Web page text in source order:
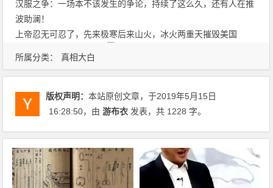
所属分类： 真相大白
汉服之争：一场本不该发生的争论，持续了这么久，还有人在推
波助澜！
上帝忍无可忍了，先来极寒后来山火，冰火两重天摧毁美国
版权声明：本站原创文章，于2019年5月15日
16:28:50，由游布衣 发表，共 1228 字。